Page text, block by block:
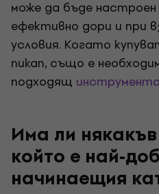
може да бъде
ефективно дори и при
условия. Когато
пикап, също е
подходящ
Има ли
който е най-
начинаещия